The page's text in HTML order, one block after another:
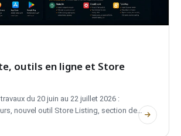
outils en ligne et Store
du 20 juin au 22 juillet 2026 :
nouvel outil Store Listing, section des
dans Edge et Safari ainsi que des